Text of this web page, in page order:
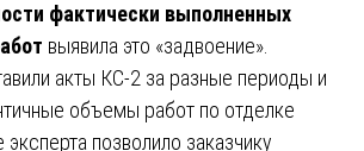
фактически выполненных
выявила это «задвоение».
акты КС-2 за разные периоды и
объемы работ по отделке
позволило заказчику